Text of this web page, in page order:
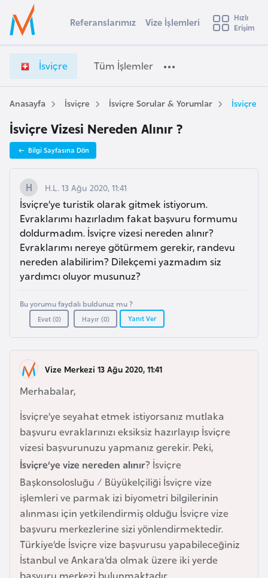
Ülke Seçimi
Başvuru yapmak istediğiniz ülkeyi seçin
Üye
Girişi
s
i
ç
V
i
z
e
İ
ş
l
e
m
l
e
r
i
e
Referanslarımız Vize İşlemleri
Hızlı
Erişim
İsviçre Tüm İşlemler
Anasayfa İsviçre İsviçre Sorular & Yorumlar İsviçre
İsviçre Vizesi Nereden Alınır ?
Bilgi Sayfasına Dön
H.L. 13 Ağu 2020, 11:41
İsviçre’ye turistik olarak gitmek istiyorum.
Evraklarımı hazırladım fakat başvuru formumu
doldurmadım. İsviçre vizesi nereden alınır?
Evraklarımı nereye götürmem gerekir, randevu
nereden alabilirim? Dilekçemi yazmadım siz
yardımcı oluyor musunuz?
Bu yorumu faydalı buldunuz mu ?
Evet (0) Hayır (0) Yanıt Ver
Vize Merkezi 13 Ağu 2020, 11:41
Merhabalar,
İsviçre’ye seyahat etmek istiyorsanız mutlaka
başvuru evraklarınızı eksiksiz hazırlayıp İsviçre
vizesi başvurunuzu yapmanız gerekir. Peki,
İsviçre’ye vize nereden alınır? İsviçre
Başkonsolosluğu / Büyükelçiliği İsviçre vize
işlemleri ve parmak izi biyometri bilgilerinin
alınması için yetkilendirmiş olduğu İsviçre vize
başvuru merkezlerine sizi yönlendirmektedir.
Türkiye’de İsviçre vize başvurusu yapabileceğiniz
İstanbul ve Ankara’da olmak üzere iki yerde
başvuru merkezi bulunmaktadır.
s
t
r
a
A
u
s
t
u
r
y
a
A
e
r
b
a
c
a
n
B
a
h
r
e
y